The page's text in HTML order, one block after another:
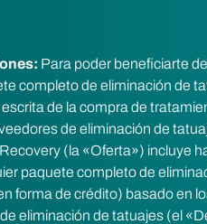
Para poder beneficiarte
completo de eliminación de
de la compra de
de eliminación de
(la «Oferta») incluye
paquete completo de
forma de crédito) basado en
eliminación de tatuajes (el